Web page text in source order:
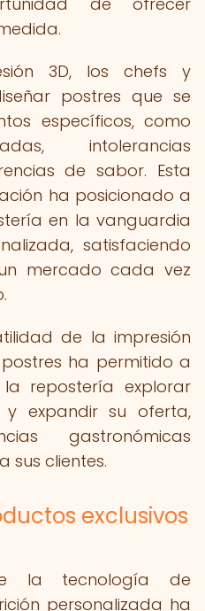
3D, los chefs y
postres que se
específicos, como
intolerancias
de sabor. Esta
ha posicionado a
en la vanguardia
satisfaciendo
mercado cada vez
de la impresión
ha permitido a
repostería explorar
y expandir su oferta,
gastronómicas
sus clientes.
exclusivos
la tecnología de
personalizada ha